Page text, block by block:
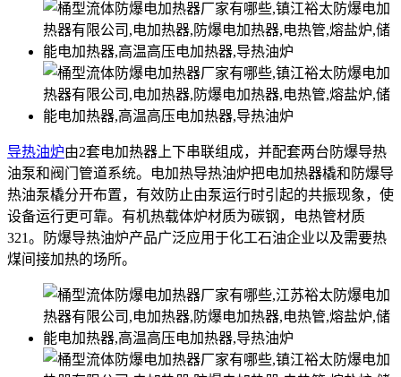
导热油炉由2套电加热器上下串联组成，并配套两台防爆导热
油泵和阀门管道系统。电加热导热油炉把电加热器橇和防爆导
热油泵橇分开布置，有效防止由泵运行时引起的共振现象，使
设备运行更可靠。有机热载体炉材质为碳钢，电热管材质
321。防爆导热油炉产品广泛应用于化工石油企业以及需要热
煤间接加热的场所。